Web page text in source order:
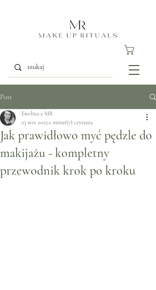
Post
Jak prawidłowo myć pędzle do
makijażu - kompletny
przewodnik krok po kroku
Ewelina z MR
23 wrz 20252 minut(y) czytania